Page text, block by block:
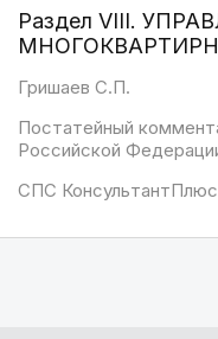
Раздел VIII.
Гришаев С.П.
Постатейный
Российской
СПС